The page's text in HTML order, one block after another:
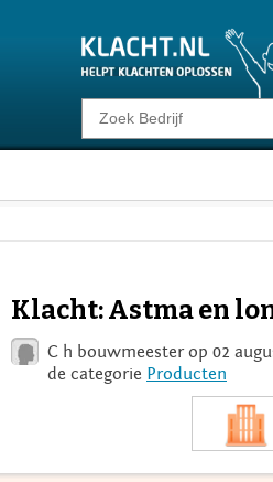
Klacht melden
Consumentenrecht
Klacht: Astma en
C h bouwmeester op 02
de categorie Producten